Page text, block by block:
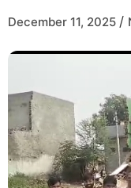
December 11, 2025 /